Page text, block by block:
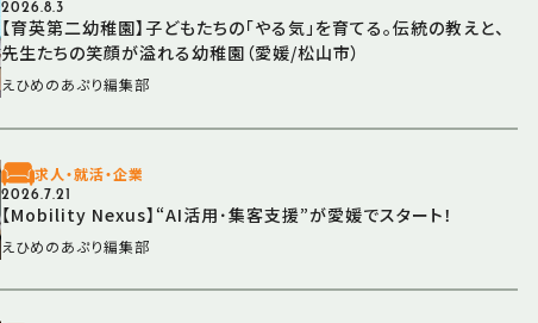
2026.8.3
【育英第二幼稚園】子どもたちの「やる気」を育てる。伝統の教えと、
先生たちの笑顔が溢れる幼稚園（愛媛/松山市）
えひめのあぷり編集部
求人・就活・企業
2026.7.21
【Mobility Nexus】“AI活用･集客支援”が愛媛でスタート！
えひめのあぷり編集部